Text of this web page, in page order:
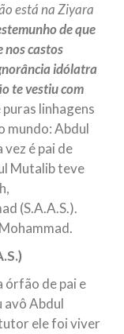
está na Ziyara
de que
nos castos
idólatra
te vestiu com
linhagens
mundo: Abdul
é pai de
Mutalib teve
(S.A.A.S.).
órfão de pai e
avô Abdul
ele foi viver